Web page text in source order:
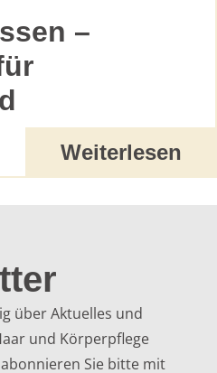
–
Weiterlesen
über Aktuelles und
und Körperpflege
Sie bitte mit